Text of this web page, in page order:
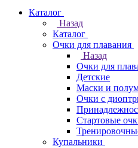
Каталог
Назад
Каталог
Очки для плавания
Назад
Очки для
Детские
Маски и
Очки с
Стартовые
Купальники